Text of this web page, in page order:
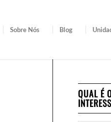
Sobre Nós Blog
QUAL É